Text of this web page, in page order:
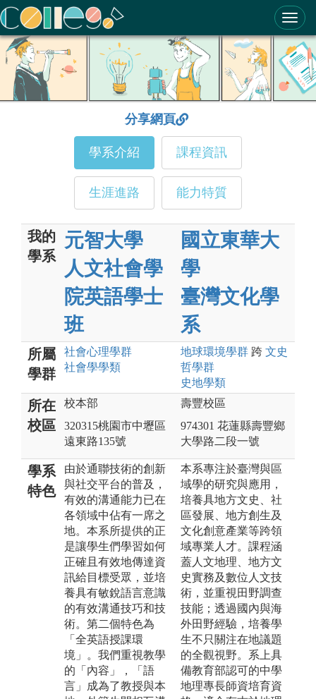
ColleGo! 大學選才與高中育才輔助系統
分享網頁
學系介紹 課程資訊
生涯進路 能力特質
我的
學系
元智大學
人文社會學
院英語學士
班
國立東華大
學
臺灣文化學
系
所屬
學群
社會心理學群
社會學學類
地球環境學群 跨 文史
哲學群
史地學類
所在
校區
校本部
320315桃園市中壢區
遠東路135號
壽豐校區
974301 花蓮縣壽豐鄉
大學路二段一號
學系
特色
由於通聯技術的創新
與社交平台的普及，
有效的溝通能力已在
各領域中佔有一席之
地。本系所提供的正
是讓學生們學習如何
正確且有效地傳達資
訊給目標受眾，並培
養具有敏銳語言意識
的有效溝通技巧和技
術。第二個特色為
「全英語授課環
境」。我們重視教學
的「內容」，「語
言」成為了教授與本
本系專注於臺灣與區
域學的研究與應用，
培養具地方文史、社
區發展、地方創生及
文化創意產業等跨領
域專業人才。課程涵
蓋人文地理、地方文
史實務及數位人文技
術，並重視田野調查
技能；透過國內與海
外田野經驗，培養學
生不只關注在地議題
的全觀視野。系上具
備教育部認可的中學
地理專長師資培育資